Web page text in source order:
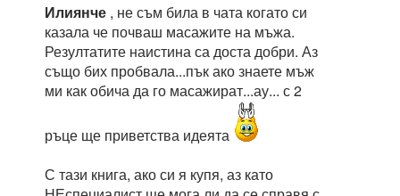
Илиянче , не съм била в чата когато си
казала че почваш масажите на мъжа.
Резултатите наистина са доста добри. Аз
също бих пробвала...пък ако знаете мъж
ми как обича да го масажират...ау... с 2
ръце ще приветства идеята
С тази книга, ако си я купя, аз като